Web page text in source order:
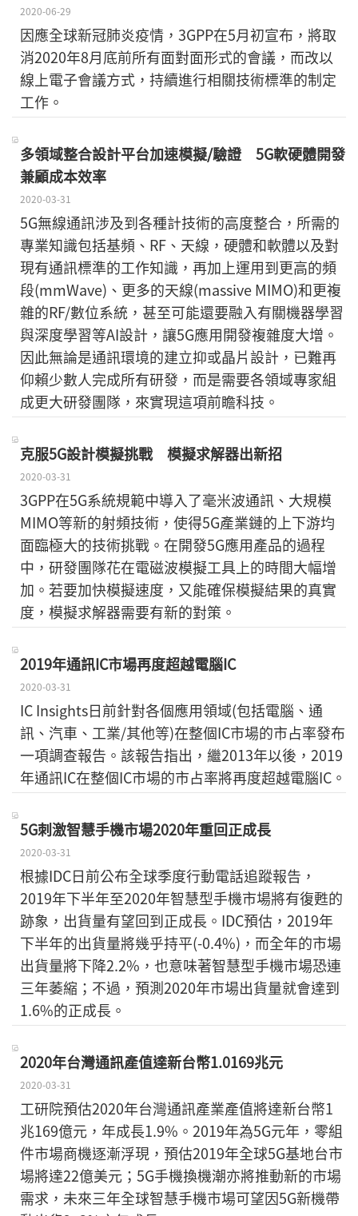
2020-06-29
因應全球新冠肺炎疫情，3GPP在5月初宣布，將取
消2020年8月底前所有面對面形式的會議，而改以
線上電子會議方式，持續進行相關技術標準的制定
工作。
多領域整合設計平台加速模擬/驗證 5G軟硬體開發
兼顧成本效率
2020-03-31
5G無線通訊涉及到各種計技術的高度整合，所需的
專業知識包括基頻、RF、天線，硬體和軟體以及對
現有通訊標準的工作知識，再加上運用到更高的頻
段(mmWave)、更多的天線(massive MIMO)和更複
雜的RF/數位系統，甚至可能還要融入有關機器學習
與深度學習等AI設計，讓5G應用開發複雜度大增。
因此無論是通訊環境的建立抑或晶片設計，已難再
仰賴少數人完成所有研發，而是需要各領域專家組
成更大研發團隊，來實現這項前瞻科技。
克服5G設計模擬挑戰 模擬求解器出新招
2020-03-31
3GPP在5G系統規範中導入了毫米波通訊、大規模
MIMO等新的射頻技術，使得5G產業鏈的上下游均
面臨極大的技術挑戰。在開發5G應用產品的過程
中，研發團隊花在電磁波模擬工具上的時間大幅增
加。若要加快模擬速度，又能確保模擬結果的真實
度，模擬求解器需要有新的對策。
2019年通訊IC市場再度超越電腦IC
2020-03-31
IC Insights日前針對各個應用領域(包括電腦、通
訊、汽車、工業/其他等)在整個IC市場的市占率發布
一項調查報告。該報告指出，繼2013年以後，2019
年通訊IC在整個IC市場的市占率將再度超越電腦IC。
5G刺激智慧手機市場2020年重回正成長
2020-03-31
根據IDC日前公布全球季度行動電話追蹤報告，
2019年下半年至2020年智慧型手機市場將有復甦的
跡象，出貨量有望回到正成長。IDC預估，2019年
下半年的出貨量將幾乎持平(-0.4%)，而全年的市場
出貨量將下降2.2%，也意味著智慧型手機市場恐連
三年萎縮；不過，預測2020年市場出貨量就會達到
1.6%的正成長。
2020年台灣通訊產值達新台幣1.0169兆元
2020-03-31
工研院預估2020年台灣通訊產業產值將達新台幣1
兆169億元，年成長1.9%。2019年為5G元年，零組
件市場商機逐漸浮現，預估2019年全球5G基地台市
場將達22億美元；5G手機換機潮亦將推動新的市場
需求，未來三年全球智慧手機市場可望因5G新機帶